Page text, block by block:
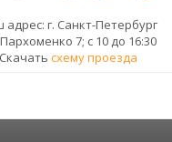
адрес: г. Санкт-Петербург
7; с 10 до 16:30
Скачать схему проезда